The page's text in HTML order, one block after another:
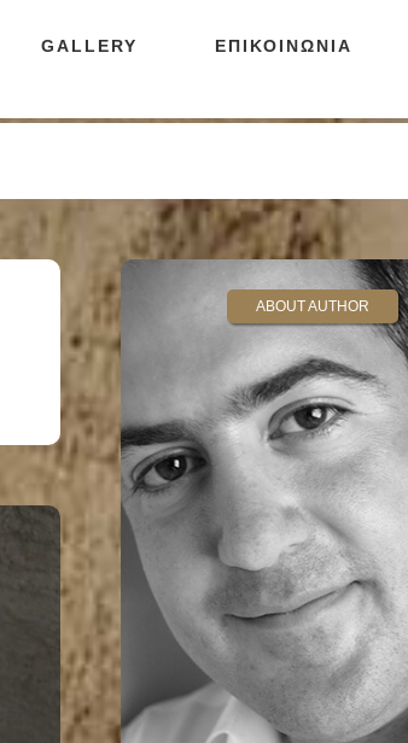
GALLERY ΕΠΙΚΟΙΝΩΝΙΑ
ABOUT AUTHOR